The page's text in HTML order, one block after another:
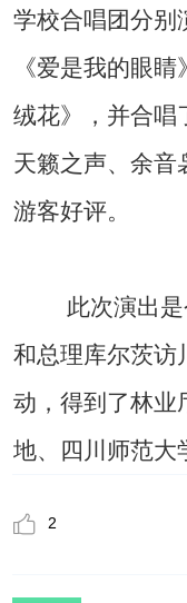
学校合唱团分别
《爱是我的眼
绒花》，并合唱
天籁之声、余音
游客好评。
此次演出是
和总理库尔茨访
动，得到了林业
地、四川师范大
2